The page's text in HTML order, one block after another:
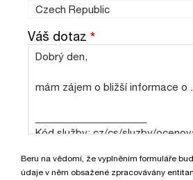
Váš dotaz *
Beru na vědomí, že vyplněním formuláře
údaje v něm obsažené zpracovávány